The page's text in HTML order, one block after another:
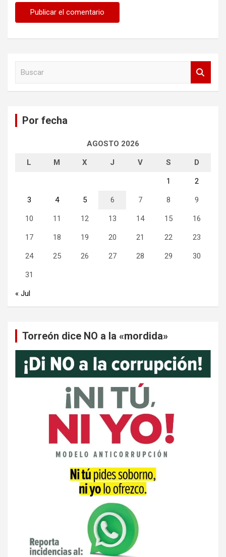
Por fecha
AGOSTO 2026
L M X J V S D
1 2
3 4 5 6 7 8 9
10 11 12 13 14 15 16
17 18 19 20 21 22 23
24 25 26 27 28 29 30
31
« Jul
Torreón dice NO a la «mordida»